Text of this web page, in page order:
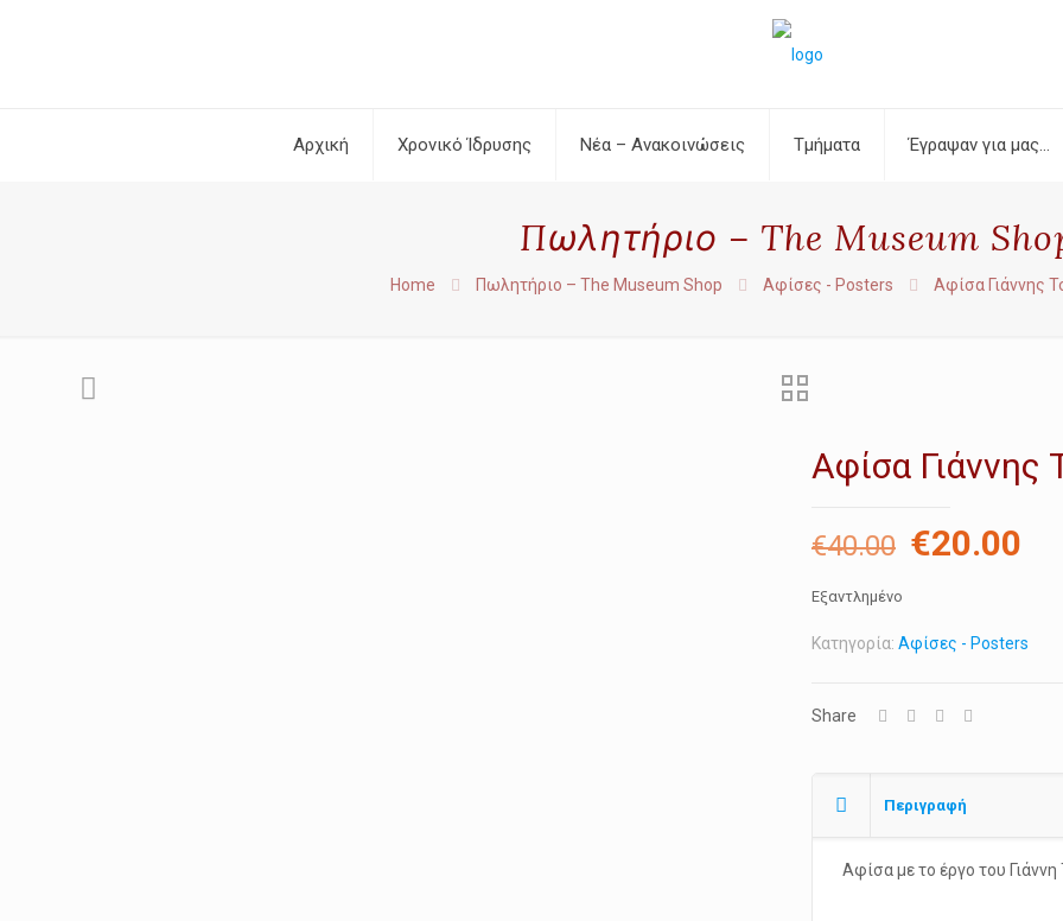
Αρχική Χρονικό Ίδρυσης Νέα – Ανακοινώσεις Τμήματα Έγραψαν για μας…
Πωλητήριο – The Museum
Home Πωλητήριο – The Museum Shop Αφίσες - Posters Αφίσα Γιάννης
Αφίσα Γιάννης
€40.00 Original
€40.00.
€20.00
Εξαντλημένο
Κατηγορία: Αφίσες - Posters
Share
Περιγραφή
Αφίσα με το έργο του